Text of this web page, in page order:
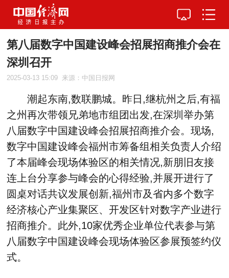
第八届数字中国建设峰会招展招商推介会在
深圳召开
2025-03-13 15:09 来源：中国日报网
潮起东南,数联鹏城。昨日,继杭州之后,有福
之州再次带领兄弟地市组团出发,在深圳举办第
八届数字中国建设峰会招展招商推介会。现场,
数字中国建设峰会福州市筹备组相关负责人介绍
了本届峰会现场体验区的相关情况,新朋旧友接
连上台分享参与峰会的心得经验,并展开进行了
圆桌对话共议发展创新,福州市及省内多个数字
经济核心产业集聚区、开发区针对数字产业进行
招商推介。此外,10家优秀企业单位代表参与第
八届数字中国建设峰会现场体验区参展预签约仪
式。